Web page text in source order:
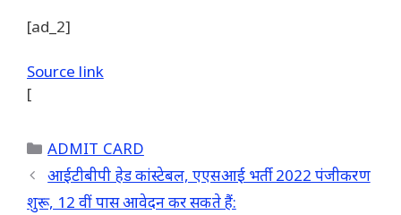
[ad_2]
Source link
[
Categories
ADMIT CARD
आईटीबीपी हेड कांस्टेबल, एएसआई भर्ती 2022 पंजीकरण
शुरू, 12 वीं पास आवेदन कर सकते हैं: